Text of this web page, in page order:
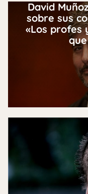
David
sobre sus
«Los profes